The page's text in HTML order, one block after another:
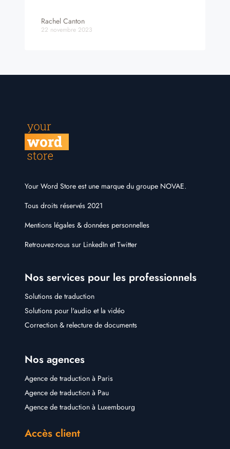
Rachel Canton
22 novembre 2023
Your Word Store est une marque du groupe NOVAE.
Tous droits réservés 2021
Mentions légales & données personnelles
Retrouvez-nous sur LinkedIn etTwitter
Nos services pour les professionnels
Solutions de traduction
Solutions pour l'audio et la vidéo
Correction & relecture de documents
Nos agences
Agence de traduction à Paris
Agence de traduction à Pau
Agence de traduction à Luxembourg
Accès client